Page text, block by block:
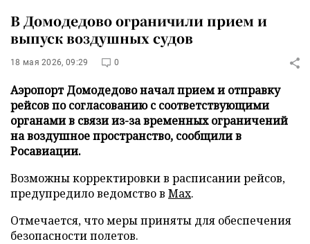
В Домодедово ограничили прием и
выпуск воздушных судов
18 мая 2026, 09:29 0
Аэропорт Домодедово начал прием и отправку
рейсов по согласованию с соответствующими
органами в связи из-за временных ограничений
на воздушное пространство, сообщили в
Росавиации.
Возможны корректировки в расписании рейсов,
предупредило ведомство в Max.
Отмечается, что меры приняты для обеспечения
безопасности полетов.